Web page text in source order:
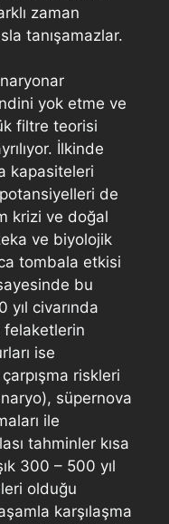
zaman
tanışamazlar.
yok etme ve
filtre teorisi
İlkinde
kapasiteleri
de
krizi ve doğal
ve biyolojik
tombala etkisi
bu
yıl civarında
felaketlerin
ise
riskleri
süpernova
ile
tahminler kısa
300 – 500 yıl
olduğu
karşılaşma